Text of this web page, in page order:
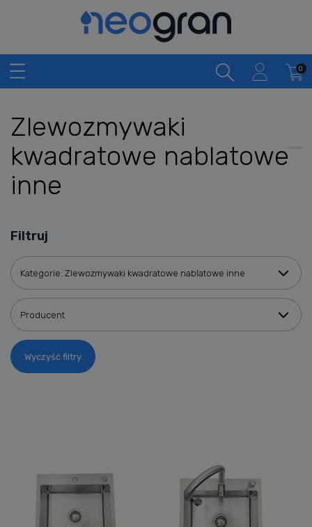
Zlewozmywaki
kwadratowe nablatowe
inne
Filtruj
Kategorie: Zlewozmywaki kwadratowe nablatowe inne
Producent
Wyczyść filtry